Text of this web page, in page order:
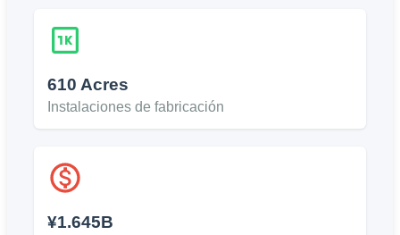
610 Acres
Instalaciones de fabricación
¥1.645B